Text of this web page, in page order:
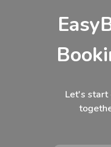
Let's